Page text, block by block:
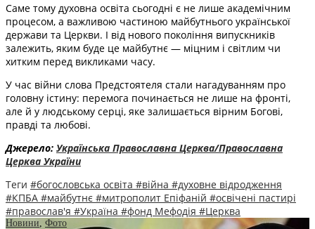
Саме тому духовна освіта сьогодні є не лише академічним
процесом, а важливою частиною майбутнього української
держави та Церкви. І від нового покоління випускників
залежить, яким буде це майбутнє — міцним і світлим чи
хитким перед викликами часу.
У час війни слова Предстоятеля стали нагадуванням про
головну істину: перемога починається не лише на фронті,
але й у людському серці, яке залишається вірним Богові,
правді та любові.
Джерело: Українська Православна Церква/Православна
Церква України
Теги #богословська освіта #війна #духовне відродження
#КПБА #майбутнє #митрополит Епіфаній #освічені пастирі
#православ'я #Україна #фонд Мефодія #Церква
Новини Фото